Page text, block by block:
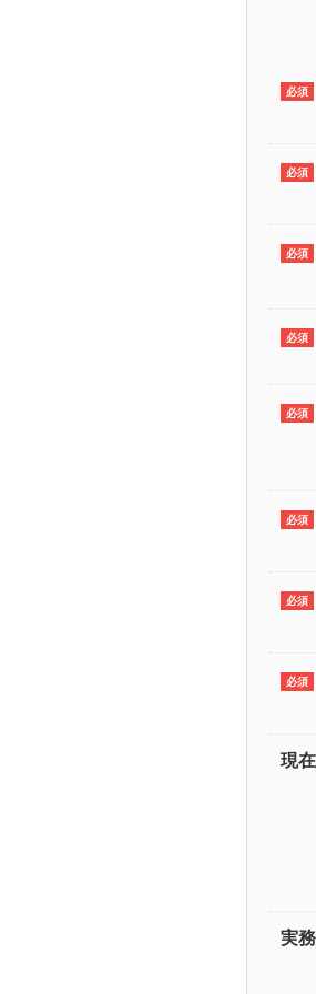
必須
必須
必須
必須
必須
必須
必須
必須
現
実